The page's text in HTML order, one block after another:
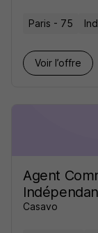
Paris - 75
Voir l’offre
Agent
Casavo